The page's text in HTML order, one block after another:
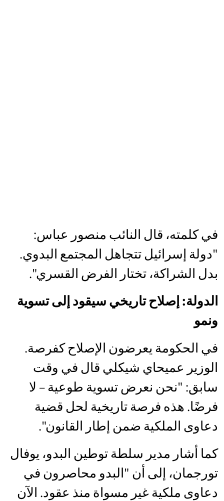
في كلمته، قال النائب منصور عباس:
"دولة إسرائيل تتجاهل المجتمع البدوي.
بدل الشراكة، تختار الفرض القسري".
الدولة: إصلاح تاريخي سيقود إلى تسوية
ونمو
في الحكومة يعرضون الإصلاح كفرصة.
الوزير عميحاي شيكلي قال في وقت
سابق: "نحن نعرض تسوية طوعية – لا
فرضًا. هذه فرصة تاريخية لحل قضية
دعاوى الملكية ضمن إطار القانون".
كما أشار مدير سلطة توطين البدو، يوفال
تورجمان، إلى أن "البدو محاصرون في
دعاوى ملكية غير مسواة منذ عقود. الآن